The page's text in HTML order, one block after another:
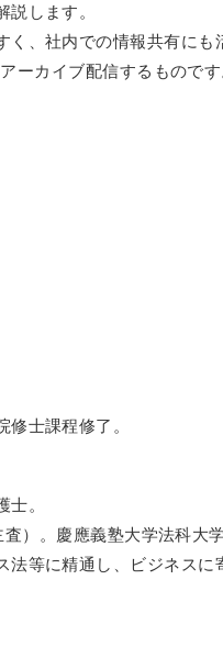
します。
、社内での情報共有にも
ーカイブ配信するものです
士課程修了。
。
）。慶應義塾大学法科大
等に精通し、ビジネスに